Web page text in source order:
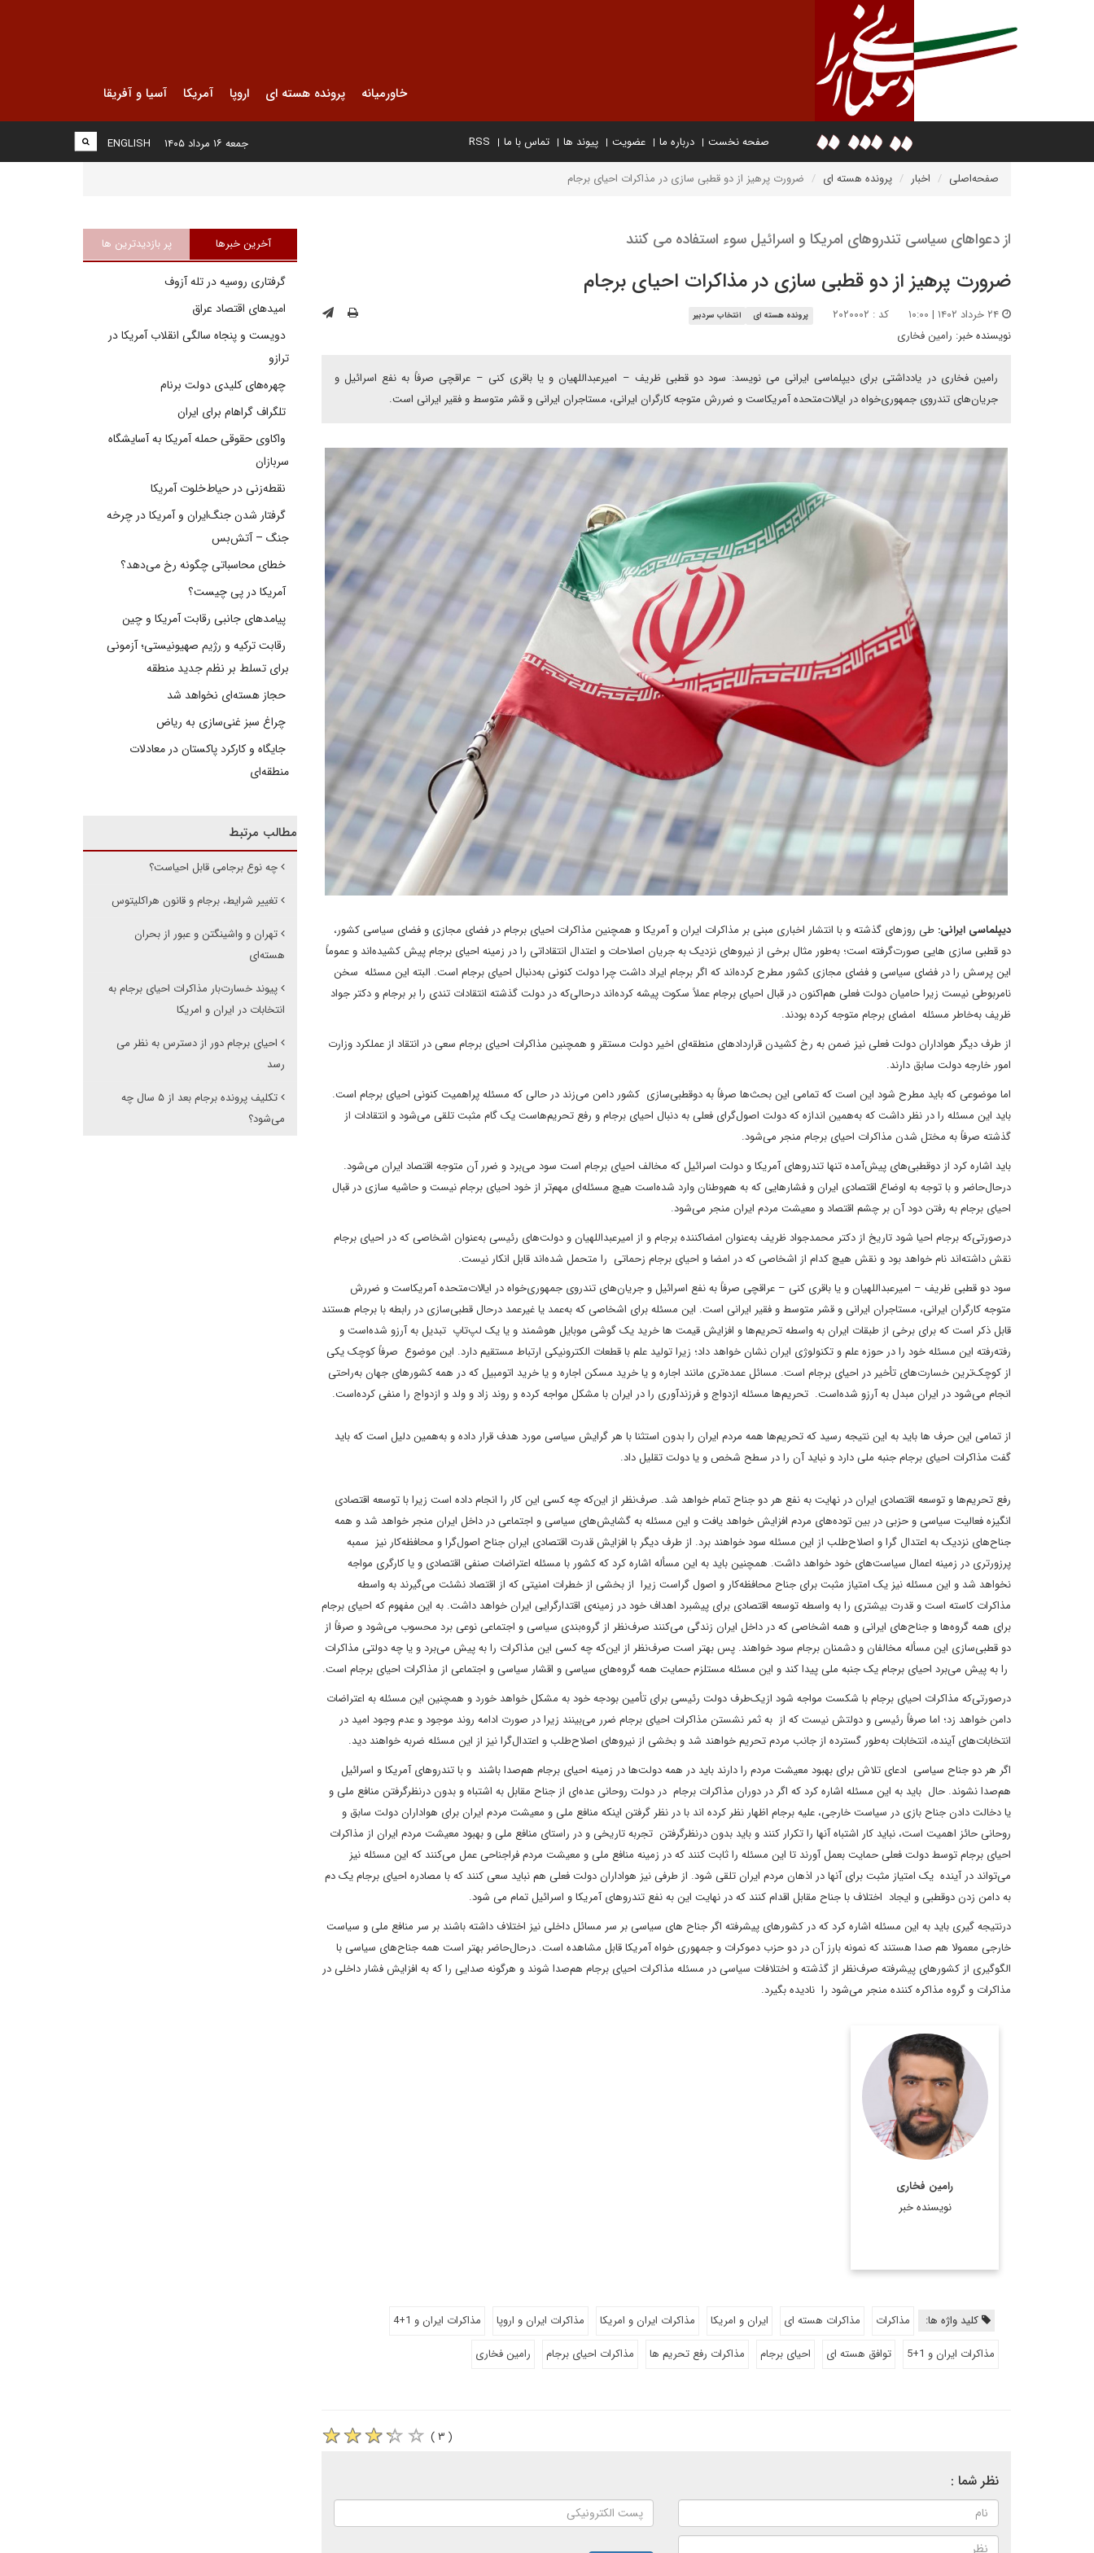
خاورمیانه پرونده هسته ای اروپا آمریکا آسیا و آفریقا
صفحه نخست درباره ما عضویت پیوند ها تماس با ما RSS
ENGLISH جمعه ۱۶ مرداد ۱۴۰۵
صفحه‌اصلی اخبار پرونده هسته ای ضرورت پرهیز از دو قطبی سازی در مذاکرات احیای برجام
از دعواهای سیاسی تندروهای امریکا و اسرائیل سوء استفاده می کنند
ضرورت پرهیز از دو قطبی سازی در مذاکرات احیای برجام
کد : ۲۰۲۰۰۰۲ پرونده هسته ای انتخاب سردبیر
نویسنده خبر: رامین فخاری
رامین فخاری در یادداشتی برای دیپلماسی ایرانی می نویسد: سود دو قطبی ظریف – امیرعبداللهیان و یا باقری کنی – عراقچی صرفاً به نفع اسرائیل و
جریان‌های تندروی جمهوری‌خواه در ایالات‌متحده آمریکاست و ضررش متوجه کارگران ایرانی، مستاجران ایرانی و قشر متوسط و فقیر ایرانی است.
دیپلماسی ایرانی: طی روزهای گذشته و با انتشار اخباری مبنی ‌بر مذاکرات ایران و آمریکا و همچنین مذاکرات احیای برجام در فضای مجازی و فضای سیاسی کشور،
دو قطبی سازی هایی صورت‌گرفته است؛ به‌طور مثال برخی از نیروهای نزدیک به جریان اصلاحات و اعتدال انتقاداتی را در زمینه احیای برجام پیش کشیده‌اند و عموماً
این پرسش را در فضای سیاسی و فضای مجازی کشور مطرح کرده‌اند که اگر برجام ایراد داشت چرا دولت کنونی به‌دنبال احیای برجام است. البته این مسئله سخن
نامربوطی نیست زیرا حامیان دولت فعلی هم‌اکنون در قبال احیای برجام عملاً سکوت پیشه کرده‌اند درحالی‌که در دولت گذشته انتقادات تندی را بر برجام و دکتر جواد
ظریف به‌خاطر مسئله امضای برجام متوجه کرده بودند.
از طرف دیگر هواداران دولت فعلی نیز ضمن به رخ کشیدن قراردادهای منطقه‌ای اخیر دولت مستقر و همچنین مذاکرات احیای برجام سعی در انتقاد از عملکرد وزارت
امور خارجه دولت سابق دارند.
اما موضوعی که باید مطرح شود این است که تمامی این بحث‌ها صرفاً به دوقطبی‌سازی کشور دامن می‌زند در حالی که مسئله پراهمیت کنونی احیای برجام است.
باید این مسئله را در نظر داشت که به‌همین اندازه که دولت اصول‌گرای فعلی به دنبال احیای برجام و رفع تحریم‌هاست یک گام مثبت تلقی می‌شود و انتقادات از
گذشته صرفاً به مختل شدن مذاکرات احیای برجام منجر می‌شود.
باید اشاره کرد از دوقطبی‌های پیش‌آمده تنها تندروهای آمریکا و دولت اسرائیل که مخالف احیای برجام است سود می‌برد و ضرر آن متوجه اقتصاد ایران می‌شود.
درحال‌حاضر و با توجه به اوضاع اقتصادی ایران و فشارهایی که به هم‌وطنان وارد شده‌است هیچ مسئله‌ای مهم‌تر از خود احیای برجام نیست و حاشیه سازی در قبال
احیای برجام به رفتن دود آن بر چشم اقتصاد و معیشت مردم ایران منجر می‌شود.
درصورتی‌که برجام احیا شود تاریخ از دکتر محمدجواد ظریف به‌عنوان امضاکننده برجام و از امیرعبداللهیان و دولت‌های رئیسی به‌عنوان اشخاصی که در احیای برجام
نقش داشته‌اند نام خواهد بود و نقش هیچ کدام از اشخاصی که در امضا و احیای برجام زحماتی را متحمل شده‌اند قابل انکار نیست.
سود دو قطبی ظریف – امیرعبداللهیان و یا باقری کنی – عراقچی صرفاً به نفع اسرائیل و جریان‌های تندروی جمهوری‌خواه در ایالات‌متحده آمریکاست و ضررش
متوجه کارگران ایرانی، مستاجران ایرانی و قشر متوسط و فقیر ایرانی است. این مسئله برای اشخاصی که به‌عمد یا غیرعمد درحال قطبی‌سازی در رابطه با برجام هستند
قابل ذکر است که برای برخی از طبقات ایران به واسطه تحریم‌ها و افزایش قیمت ها خرید یک گوشی موبایل هوشمند و یا یک لپ‌تاپ تبدیل به آرزو شده‌است و
رفته‌رفته این مسئله خود را در حوزه علم و تکنولوژی ایران نشان خواهد داد؛ زیرا تولید علم با قطعات الکترونیکی ارتباط مستقیم دارد. این موضوع صرفاً کوچک یکی
از کوچک‌ترین خسارت‌های تأخیر در احیای برجام است. مسائل عمده‌تری مانند اجاره و یا خرید مسکن اجاره و یا خرید اتومبیل که در همه کشورهای جهان به‌راحتی
انجام می‌شود در ایران مبدل به آرزو شده‌است. تحریم‌ها مسئله ازدواج و فرزندآوری را در ایران با مشکل مواجه کرده و روند زاد و ولد و ازدواج را منفی کرده‌است.
از تمامی این حرف ها باید به این نتیجه رسید که تحریم‌ها همه مردم ایران را بدون استثنا با هر گرایش سیاسی مورد هدف قرار داده و به‌همین دلیل است که باید
گفت مذاکرات احیای برجام جنبه ملی دارد و نباید آن را در سطح شخص و یا دولت تقلیل داد.
رفع تحریم‌ها و توسعه اقتصادی ایران در نهایت به نفع هر دو جناح تمام خواهد شد. صرف‌نظر از این‌که چه کسی این کار را انجام داده است زیرا با توسعه اقتصادی
انگیزه فعالیت سیاسی و حزبی در بین توده‌های مردم افزایش خواهد یافت و این مسئله به گشایش‌های سیاسی و اجتماعی در داخل ایران منجر خواهد شد و همه
جناح‌های نزدیک به اعتدال گرا و اصلاح‌طلب از این مسئله سود خواهند برد. از طرف دیگر با افزایش قدرت اقتصادی ایران جناح اصول‌گرا و محافظه‌کار نیز سمبه
پرزورتری در زمینه اعمال سیاست‌های خود خواهد داشت. همچنین باید به این مسأله اشاره کرد که کشور با مسئله اعتراضات صنفی اقتصادی و یا کارگری مواجه
نخواهد شد و این مسئله نیز یک امتیاز مثبت برای جناح محافظه‌کار و اصول گراست زیرا از بخشی از خطرات امنیتی که از اقتصاد نشئت می‌گیرند به واسطه
مذاکرات کاسته است و قدرت بیشتری را به واسطه توسعه اقتصادی برای پیشبرد اهداف خود در زمینه‌ی اقتدارگرایی ایران خواهد داشت. به این مفهوم که احیای برجام
برای همه گروه‌ها و جناح‌های ایرانی و همه اشخاصی که در داخل ایران زندگی می‌کنند صرف‌نظر از گروه‌بندی سیاسی و اجتماعی نوعی برد محسوب می‌شود و صرفاً از
دو قطبی‌سازی این مسأله مخالفان و دشمنان برجام سود خواهند. پس بهتر است صرف‌نظر از این‌که چه کسی این مذاکرات را به پیش می‌برد و یا چه دولتی مذاکرات
را به پیش می‌برد احیای برجام یک جنبه ملی پیدا کند و این مسئله مستلزم حمایت همه گروه‌های سیاسی و اقشار سیاسی و اجتماعی از مذاکرات احیای برجام است.
درصورتی‌که مذاکرات احیای برجام با شکست مواجه شود ازیک‌طرف دولت رئیسی برای تأمین بودجه خود به مشکل خواهد خورد و همچنین این مسئله به اعتراضات
دامن خواهد زد؛ اما صرفاً رئیسی و دولتش نیست که از به ثمر نشستن مذاکرات احیای برجام ضرر می‌بینند زیرا در صورت ادامه روند موجود و عدم وجود امید در
انتخابات‌های آینده، انتخابات به‌طور گسترده از جانب مردم تحریم خواهند شد و بخشی از نیروهای اصلاح‌طلب و اعتدال‌گرا نیز از این مسئله ضربه خواهند دید.
اگر هر دو جناح سیاسی ادعای تلاش برای بهبود معیشت مردم را دارند باید در همه دولت‌ها در زمینه احیای برجام هم‌صدا باشند و با تندروهای آمریکا و اسرائیل
هم‌صدا نشوند. حال باید به این مسئله اشاره کرد که اگر در دوران مذاکرات برجام در دولت روحانی عده‌ای از جناح مقابل به اشتباه و بدون درنظرگرفتن منافع ملی و
یا دخالت دادن جناح بازی در سیاست خارجی، علیه برجام اظهار نظر کرده اند با در نظر گرفتن اینکه منافع ملی و معیشت مردم ایران برای هواداران دولت سابق و
روحانی حائز اهمیت است، نباید کار اشتباه آنها را تکرار کنند و باید بدون درنظرگرفتن تجربه تاریخی و در راستای منافع ملی و بهبود معیشت مردم ایران از مذاکرات
احیای برجام توسط دولت فعلی حمایت بعمل آورند تا این مسئله را ثابت کنند که در زمینه منافع ملی و معیشت مردم فراجناحی عمل می‌کنند که این مسئله نیز
می‌تواند در آینده یک امتیاز مثبت برای آنها در اذهان مردم ایران تلقی شود. از طرفی نیز هواداران دولت فعلی هم نباید سعی کنند که با مصادره احیای برجام یک دم
به دامن زدن دوقطبی و ایجاد اختلاف با جناح مقابل اقدام کنند که در نهایت این به نفع تندروهای آمریکا و اسرائیل تمام می شود.
درنتیجه گیری باید به این مسئله اشاره کرد که در کشورهای پیشرفته اگر جناح های سیاسی بر سر مسائل داخلی نیز اختلاف داشته باشند بر سر منافع ملی و سیاست
خارجی معمولا هم صدا هستند که نمونه بارز آن در دو حزب دموکرات و جمهوری خواه آمریکا قابل مشاهده است. درحال‌حاضر بهتر است همه جناح‌های سیاسی با
الگوگیری از کشورهای پیشرفته صرف‌نظر از گذشته و اختلافات سیاسی در مسئله مذاکرات احیای برجام هم‌صدا شوند و هرگونه صدایی را که به افزایش فشار داخلی در
مذاکرات و گروه مذاکره کننده منجر می‌شود را نادیده بگیرد.
رامین فخاری
نویسنده خبر
کارشناسی علوم سیاسی
و کارشناسی ارشد مطالعات
خاورمیانه علامه طباطبایی
اطلاعات بیشتر
کلید واژه ها: مذاکرات مذاکرات هسته ای ایران و امریکا مذاکرات ایران و امریکا مذاکرات ایران و اروپا
مذاکرات ایران و 1+4
مذاکرات ایران و 1+5
توافق هسته ای احیای برجام مذاکرات رفع تحریم ها مذاکرات احیای برجام رامین فخاری
( ۳ )
نظر شما :
آخرین خبرها پر بازدیدترین ها
گرفتاری روسیه در تله آزوف
امیدهای اقتصاد عراق
دویست و پنجاه سالگی انقلاب آمریکا در
ترازو
چهره‌های کلیدی دولت برنام
تلگراف گراهام برای ایران
واکاوی حقوقی حمله آمریکا به آسایشگاه
سربازان
نقطه‌زنی در حیاط‌خلوت آمریکا
گرفتار شدن جنگ‌ایران و آمریکا در چرخه
جنگ – آتش‌بس
خطای محاسباتی چگونه رخ می‌دهد؟
آمریکا در پی چیست؟
پیامدهای جانبی رقابت آمریکا و چین
رقابت ترکیه و رژیم صهیونیستی؛ آزمونی
برای تسلط بر نظم جدید منطقه
حجاز هسته‌ای نخواهد شد
چراغ سبز غنی‌سازی به ریاض
جایگاه و کارکرد پاکستان در معادلات
منطقه‌ای
مطالب مرتبط
چه نوع برجامی قابل احیاست؟
تغییر شرایط، برجام و قانون هراکلیتوس
تهران و واشینگتن و عبور از بحران
هسته‌ای
پیوند خسارت‌بار مذاکرات احیای برجام به
انتخابات در ایران و امریکا
احیای برجام دور از دسترس به نظر می
رسد
تکلیف پرونده برجام بعد از ۵ سال چه
می‌شود؟